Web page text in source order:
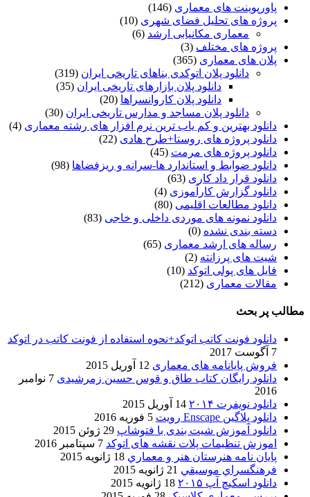
پاورپوینت های معماری (146)
پروژه های تحلیل فضای شهری (10)
معماری مکانیابی ارشد (6)
پروژه های مختلف (3)
پلان های معماری (365)
دانلود پلان اتوکدی بناهای تاریخی ایران (319)
دانلود پلان بازارهای تاریخی ایران (35)
دانلود پلان کاروانسراها (20)
دانلود پلان مساجد و مدارس تاریخی ایران (30)
دانلود بهترین و کم یاب ترین نرم افزار های رشته معماری (4)
دانلود پروژه های روستا+طرح هادی (22)
دانلود پروژه های مرمت (45)
دانلود ضوابط و استاندارد ها-سرانه و ریزفضاها (98)
دانلود قرار داد کاری (63)
دانلود گزارش کارآموزی (4)
دانلود مطالعات اقلیمی (80)
دانلود نمونه های موردی داخلی و خاجی (83)
دسته بندی نشده (0)
رساله های ارشد معماری (65)
شیت های پرزانته (2)
فایل های پولی اتوکد (10)
مقالات معماری (212)
مطالب پر بحث
دانلود فونت کاتب اتوکد+نحوه استفاده از فونت کاتب در اتوکد
7 آگوست 2017
فروش پایانامه های معماری 12 آوریل 2015
دانلود رایگان کتاب طاق و قوس حسین زمرشیدی
7 نوامبر
2016
دانلود نویفرت ۲۰۱۴
14 آوریل 2015
دانلود پلاگین Enscape رویت
5 فوریه 2016
دانلود آموزش شیت بندی با فتوشاپ 29 ژوئن 2015
اموزش تنظیمات پلات نقشه های اتوکد 7 سپتامبر 2016
پایان نامه هنرستان هنر و معماري 18 ژانویه 2015
فرهنگسراي موسيقي 21 ژانویه 2015
دانلود اسکیچ آپ ۲۰۱۵
18 ژانویه 2015